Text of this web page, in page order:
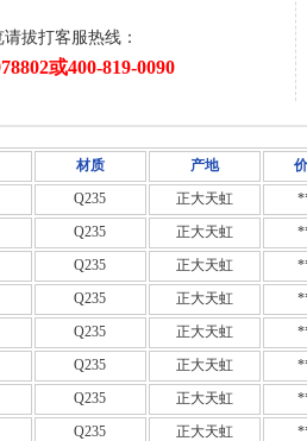
材质 产地
Q235 正大天虹
Q235 正大天虹
Q235 正大天虹
Q235 正大天虹
Q235 正大天虹
Q235 正大天虹
Q235 正大天虹
Q235 正大天虹